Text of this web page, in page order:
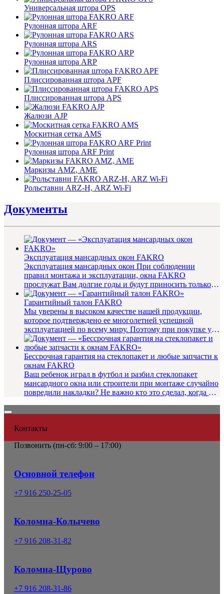
Универсальная штора OPS
Рулонная штора ARF
Рулонная штора ARS
Рулонная штора ARP
Плиссированная штора APF
Плиссированная штора APS
Жалюзи AJP
Москитная сетка AMS
Рулонная штора ARF Print
Маркизы AMZ, AME
Рольставни ARZ-H, ARZ Wi-Fi
Документы
Эксплуатация мансардных окон FAKRO
Эксплуатация мансардных окон При соблюдении
правил монтажа и эксплуатации, окна FAKRO
прослужат Вам долгие годы и будут приносить только
радость. Инструкция по эк...
Гарантийный талон FAKRO
Мы уверены в высоком качестве нашей продукции,
которое подтверждено ее многолетней успешной
эксплуатацией по всему миру. Поэтому при покупке у
любого из официальных ...
Бессрочная гарантия на стеклопакет и любые запчасти к
окнам FAKRO
Ваш ребенок играл в футбол и разбил стеклопакет
мансардного окна или строители при монтаже случайно
повредили накладки? Не важно кто это сделал, когда и
Контакты
Позвонить (пн-сб: 9:00 – 17:00)
Основной телефон
+7 916 250-25-05
Коломна-Колычево
+7 916 208-31-82
Коломна-Щурово
+7 916 208-31-86